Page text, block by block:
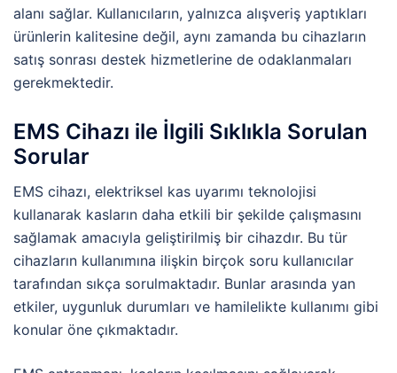
alanı sağlar. Kullanıcıların, yalnızca alışveriş yaptıkları
ürünlerin kalitesine değil, aynı zamanda bu cihazların
satış sonrası destek hizmetlerine de odaklanmaları
gerekmektedir.
EMS Cihazı ile İlgili Sıklıkla Sorulan
Sorular
EMS cihazı, elektriksel kas uyarımı teknolojisi
kullanarak kasların daha etkili bir şekilde çalışmasını
sağlamak amacıyla geliştirilmiş bir cihazdır. Bu tür
cihazların kullanımına ilişkin birçok soru kullanıcılar
tarafından sıkça sorulmaktadır. Bunlar arasında yan
etkiler, uygunluk durumları ve hamilelikte kullanımı gibi
konular öne çıkmaktadır.